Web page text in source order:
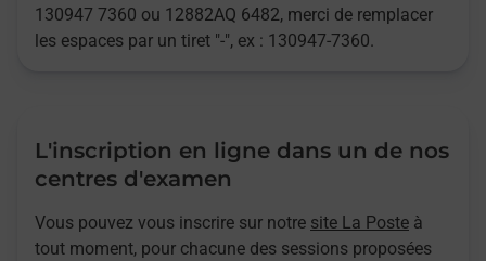
130947 7360 ou 12882AQ 6482, merci de remplacer
les espaces par un tiret "-", ex : 130947-7360.
L'inscription en ligne dans un de nos
centres d'examen
Vous pouvez vous inscrire sur notre site La Poste à
tout moment, pour chacune des sessions proposées